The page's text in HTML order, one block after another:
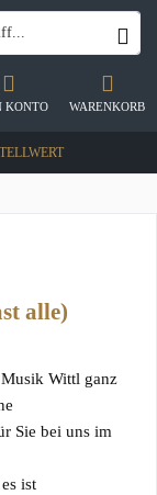
WARENKORB
KONTO
alle)
Wittl ganz
Sie bei uns im
ist